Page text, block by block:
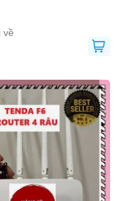
cài đặt, Hỗ trợ thiết
Nhiều cổng LAN
về